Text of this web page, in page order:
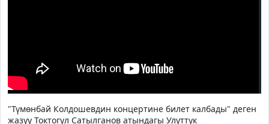
"Түмөнбай Колдошевдин концертине билет калбады" деген
жазуу Токтогул Сатылганов атындагы Улуттук